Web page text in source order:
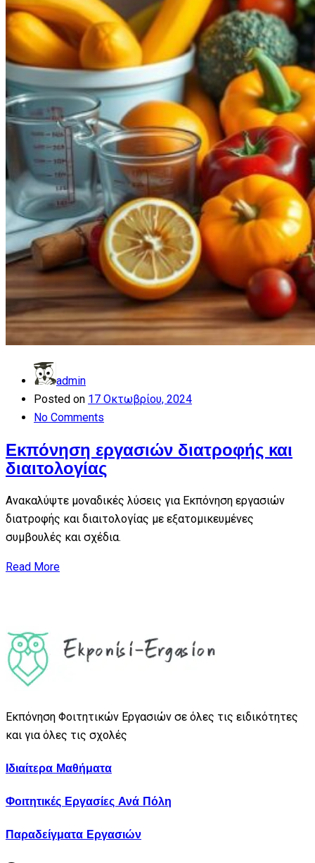
admin
Posted on 17 Οκτωβρίου, 2024
No Comments
Εκπόνηση εργασιών διατροφής και
διαιτολογίας
Ανακαλύψτε μοναδικές λύσεις για Εκπόνηση εργασιών
διατροφής και διαιτολογίας με εξατομικευμένες
συμβουλές και σχέδια.
Read More
Εκπόνηση Φοιτητικών Εργασιών σε όλες τις ειδικότητες
και για όλες τις σχολές
Ιδιαίτερα Μαθήματα
Φοιτητικές Εργασίες Ανά Πόλη
Παραδείγματα Εργασιών